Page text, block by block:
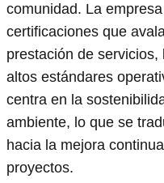
comunidad. La
certificaciones que
prestación de
altos estándares
centra en la
ambiente, lo que se
hacia la mejora
proyectos.